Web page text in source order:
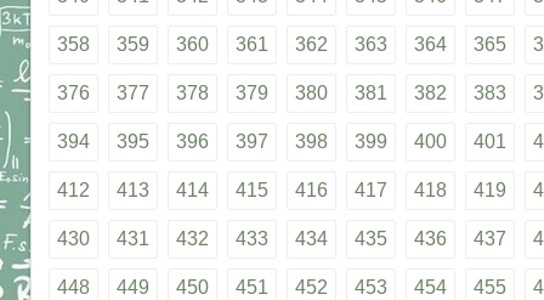
358 359 360 361 362 363 364 365
376 377 378 379 380 381 382 383
394 395 396 397 398 399 400 401
412 413 414 415 416 417 418 419
430 431 432 433 434 435 436 437
448 449 450 451 452 453 454 455